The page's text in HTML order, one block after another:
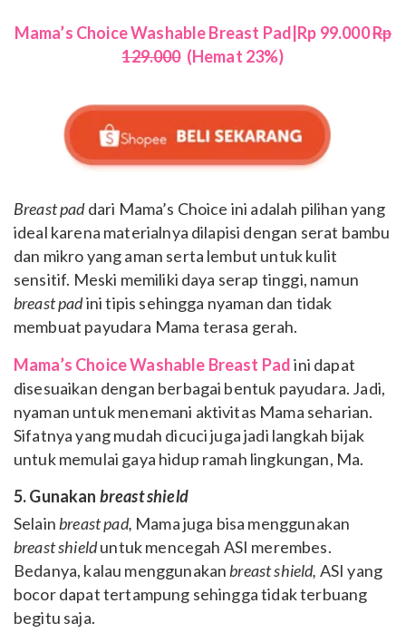
Mama’s Choice Washable Breast Pad|Rp 99.000Rp
129.000(Hemat 23%)
Breast paddari Mama’s Choice ini adalah pilihan yang
ideal karena materialnya dilapisi dengan serat bambu
dan mikro yang aman serta lembut untuk kulit
sensitif. Meski memiliki daya serap tinggi, namun
breast padini tipis sehingga nyaman dan tidak
membuat payudara Mama terasa gerah.
Mama’s Choice Washable Breast Padini dapat
disesuaikan dengan berbagai bentuk payudara. Jadi,
nyaman untuk menemani aktivitas Mama seharian.
Sifatnya yang mudah dicuci juga jadi langkah bijak
untuk memulai gaya hidup ramah lingkungan, Ma.
5. Gunakan breast shield
Selain breast pad, Mama juga bisa menggunakan
breast shielduntuk mencegah ASI merembes.
Bedanya, kalau menggunakan breast shield, ASI yang
bocor dapat tertampung sehingga tidak terbuang
begitu saja.